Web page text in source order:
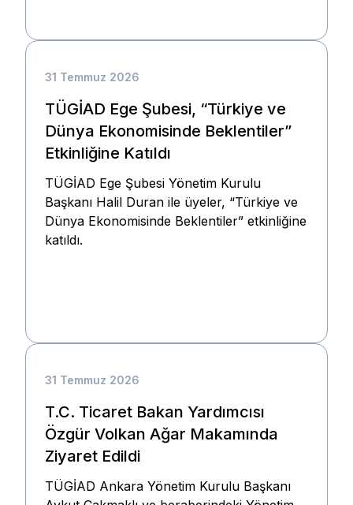
31 Temmuz 2026
TÜGİAD Ege Şubesi, “Türkiye ve
Dünya Ekonomisinde Beklentiler”
Etkinliğine Katıldı
TÜGİAD Ege Şubesi Yönetim Kurulu
Başkanı Halil Duran ile üyeler, “Türkiye ve
Dünya Ekonomisinde Beklentiler” etkinliğine
katıldı.
31 Temmuz 2026
T.C. Ticaret Bakan Yardımcısı
Özgür Volkan Ağar Makamında
Ziyaret Edildi
TÜGİAD Ankara Yönetim Kurulu Başkanı